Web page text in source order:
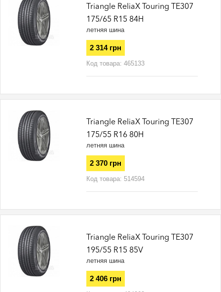
Triangle ReliaX Touring TE307
175/65 R15 84H
летняя шина
2 314 грн
Код товара:465133
Triangle ReliaX Touring TE307
175/55 R16 80H
летняя шина
2 370 грн
Код товара:514594
Triangle ReliaX Touring TE307
195/55 R15 85V
летняя шина
2 406 грн